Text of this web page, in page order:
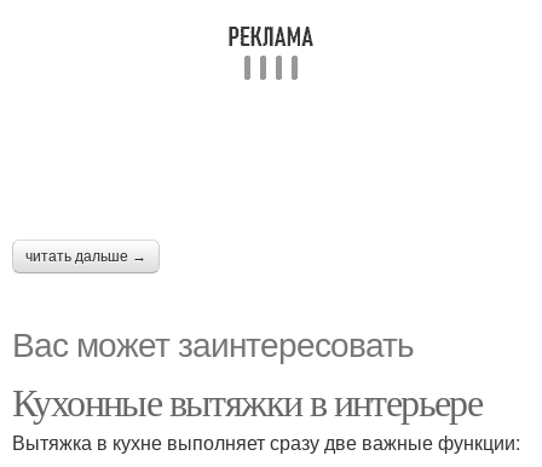
читать дальше →
Вас может заинтересовать
Кухонные вытяжки в интерьере
Вытяжка в кухне выполняет сразу две важные функции: